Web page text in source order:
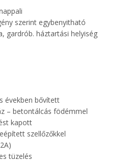
szerint egybenyitható
gardrób. háztartási helyiség
években bővített
– betontálcás födémmel
kapott
szellőzőkkel
tüzelés